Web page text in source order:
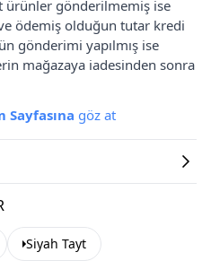
ürünler gönderilmemiş ise
ödemiş olduğun tutar kredi
gönderimi yapılmış ise
mağazaya iadesinden sonra
Sayfasına göz at
Siyah Tayt